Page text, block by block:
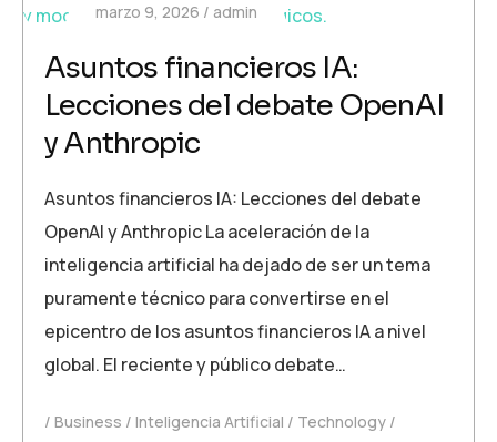
marzo 9, 2026 admin
Asuntos financieros IA:
Lecciones del debate OpenAI
y Anthropic
Asuntos financieros IA: Lecciones del debate
OpenAI y Anthropic La aceleración de la
inteligencia artificial ha dejado de ser un tema
puramente técnico para convertirse en el
epicentro de los asuntos financieros IA a nivel
global. El reciente y público debate…
Business Inteligencia Artificial Technology